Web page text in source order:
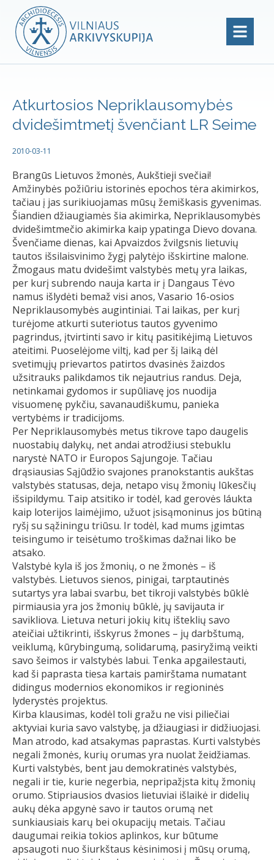
Atkurtosios Nepriklausomybės
dvidešimtmetį švenčiant LR Seime
2010-03-11
Brangūs Lietuvos žmonės, Aukštieji svečiai!
Amžinybės požiūriu istorinės epochos tėra akimirkos,
tačiau į jas surikiuojamas mūsų žemiškasis gyvenimas.
Šiandien džiaugiamės šia akimirka, Nepriklausomybės
dvidešimtmečio akimirka kaip ypatinga Dievo dovana.
Švenčiame dienas, kai Apvaizdos žvilgsnis lietuvių
tautos išsilaisvinimo žygį palytėjo išskirtine malone.
Žmogaus matu dvidešimt valstybės metų yra laikas,
per kurį subrendo nauja karta ir į Dangaus Tėvo
namus išlydėti bemaž visi anos, Vasario 16-osios
Nepriklausomybės augintiniai. Tai laikas, per kurį
turėjome atkurti suteriotus tautos gyvenimo
pagrindus, įtvirtinti savo ir kitų pasitikėjimą Lietuvos
ateitimi. Puoselėjome viltį, kad per šį laiką dėl
svetimųjų prievartos patirtos dvasinės žaizdos
užsitrauks palikdamos tik nejautrius randus. Deja,
netinkamai gydomos ir supūliavę jos nuodija
visuomenę pykčiu, savanaudiškumu, panieka
vertybėms ir tradicijoms.
Per Nepriklausomybės metus tikrove tapo daugelis
nuostabių dalykų, net andai atrodžiusi stebuklu
narystė NATO ir Europos Sąjungoje. Tačiau
drąsiausias Sąjūdžio svajones pranokstantis aukštas
valstybės statusas, deja, netapo visų žmonių lūkesčių
išsipildymu. Taip atsitiko ir todėl, kad gerovės láukta
kaip loterijos laimėjimo, užuot įsisąmoninus jos būtiną
ryšį su sąžiningu triūsu. Ir todėl, kad mums įgimtas
teisingumo ir teisėtumo troškimas dažnai liko be
atsako.
Valstybė kyla iš jos žmonių, o ne žmonės – iš
valstybės. Lietuvos sienos, pinigai, tarptautinės
sutartys yra labai svarbu, bet tikroji valstybės būklė
pirmiausia yra jos žmonių būklė, jų savijauta ir
savikliova. Lietuva neturi jokių kitų išteklių savo
ateičiai užtikrinti, išskyrus žmones – jų darbštumą,
veiklumą, kūrybingumą, solidarumą, pasiryžimą veikti
savo šeimos ir valstybės labui. Tenka apgailestauti,
kad ši paprasta tiesa kartais pamirštama numatant
didingus modernios ekonomikos ir regioninės
lyderystės projektus.
Kirba klausimas, kodėl toli gražu ne visi piliečiai
aktyviai kuria savo valstybę, ja džiaugiasi ir didžiuojasi.
Man atrodo, kad atsakymas paprastas. Kurti valstybės
negali žmonės, kurių orumas yra nuolat žeidžiamas.
Kurti valstybės, bent jau demokratinės valstybės,
negali ir tie, kurie negerbia, nepripažįsta kitų žmonių
orumo. Stipriausios dvasios lietuviai išlaikė ir didelių
aukų dėka apgynė savo ir tautos orumą net
sunkiausiais karų bei okupacijų metais. Tačiau
daugumai reikia tokios aplinkos, kur būtume
apsaugoti nuo šiurkštaus kėsinimosi į mūsų orumą,